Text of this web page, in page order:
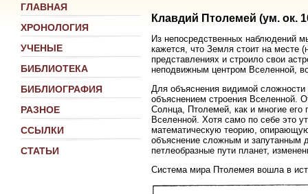
ГЛАВНАЯ
ХРОНОЛОГИЯ
УЧЕНЫЕ
БИБЛИОТЕКА
БИБЛИОГРАФИЯ
РАЗНОЕ
ССЫЛКИ
СТАТЬИ
Клавдий Птолемей (ум. ок.
Из непосредственных наблюдений
кажется, что Земля стоит на месте
представлениях и строило свои
неподвижным центром Вселенной,
Для объяснения видимой
объяснением строения Вселенной.
Солнца, Птолемей, как и многие
Вселенной. Хотя само по себе это
математическую теорию,
объяснение сложным и запутанным
петлеобразные пути планет,
Система мира Птолемея вошла в